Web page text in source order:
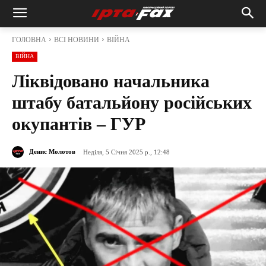
ГОЛОВНА ВСІ НОВИНИ ВІЙНА
ВІЙНА
Ліквідовано начальника
штабу батальйону російських
окупантів – ГУР
Денис Молотов Неділя, 5 Січня 2025 р., 12:48